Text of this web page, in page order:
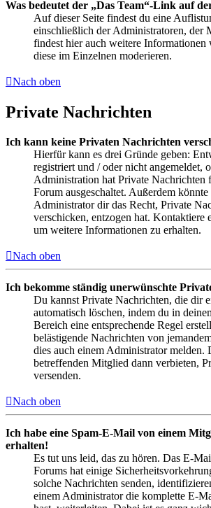
Was bedeutet der „Das Team“-Link auf
Auf dieser Seite findest du eine
einschließlich der Administratoren, der
findest hier auch weitere Informationen
diese im Einzelnen moderieren.
Nach oben
Private Nachrichten
Ich kann keine Privaten Nachrichten
Hierfür kann es drei Gründe geben:
registriert und / oder nicht angemeldet,
Administration hat Private Nachrichten
Forum ausgeschaltet. Außerdem könnte
Administrator dir das Recht, Private
verschicken, entzogen hat. Kontaktiere
um weitere Informationen zu erhalten.
Nach oben
Ich bekomme ständig unerwünschte
Du kannst Private Nachrichten, die dir
automatisch löschen, indem du in
Bereich eine entsprechende Regel
belästigende Nachrichten von
dies auch einem Administrator melden.
betreffenden Mitglied dann verbieten,
versenden.
Nach oben
Ich habe eine Spam-E-Mail von einem
erhalten!
Es tut uns leid, das zu hören. Das E-
Forums hat einige
solche Nachrichten senden,
einem Administrator die komplette E-